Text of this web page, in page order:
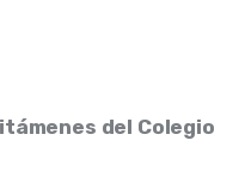
del Colegio